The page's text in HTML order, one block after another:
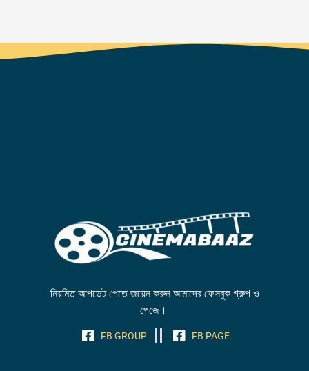
নিয়মিত আপডেট পেতে জয়েন করুন আমাদের ফেসবুক গ্রুপ ও
পেজে।
FB GROUP FB PAGE